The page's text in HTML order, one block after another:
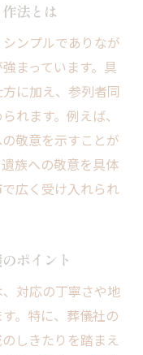
法とは
ンプルでありなが
まっています。具
に加え、参列者同
れます。例えば、
敬意を示すことが
族への敬意を具体
広く受け入れられ
ポイント
対応の丁寧さや地
。特に、葬儀社の
しきたりを踏まえ